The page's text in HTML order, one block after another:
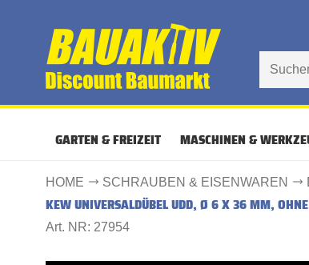
GARTEN & FREIZEIT MASCHINEN &
HOME SCHRAUBEN & EISENWAREN
KEW UNIVERSALDÜBEL UDD, Ø 6 X 36 MM,
Art. NR: 27954